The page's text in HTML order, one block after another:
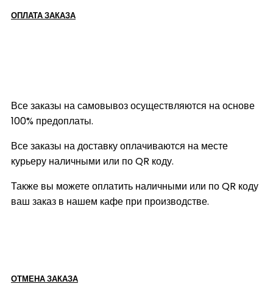
ОПЛАТА ЗАКАЗА
Все заказы на самовывоз осуществляются на основе
100% предоплаты.
Все заказы на доставку оплачиваются на месте
курьеру наличными или по QR коду.
Также вы можете оплатить наличными или по QR коду
ваш заказ в нашем кафе при производстве.
ОТМЕНА ЗАКАЗА